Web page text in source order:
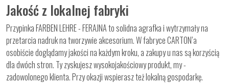
Jakość z lokalnej fabryki
Przypinka FARBEN LEHRE - FERAJNA to solidna agrafka i wytrzymały na
przetarcia nadruk na tworzywie akcesorium. W fabryce CARTON’a
osobiście doglądamy jakości na każdym kroku, a zakupy u nas są korzyścią
dla dwóch stron. Ty zyskujesz wysokojakościowy produkt, my -
zadowolonego klienta. Przy okazji wspierasz też lokalną gospodarkę.